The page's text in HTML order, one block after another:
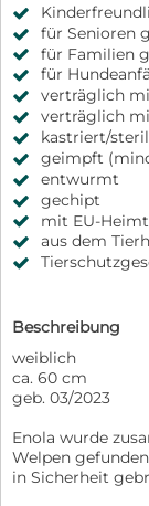
für Senioren
für Familien
für
verträglich
verträglich
kastriert/
geimpft
entwurmt
gechipt
mit EU-
aus dem
Beschreibung
weiblich
ca. 60 cm
geb. 03/2023
Enola wurde
Welpen
in Sicherheit